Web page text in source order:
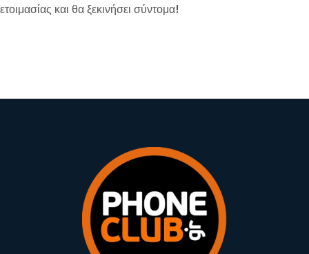
ετοιμασίας και θα ξεκινήσει σύντομα!